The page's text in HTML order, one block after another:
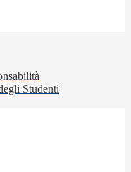
Studenti